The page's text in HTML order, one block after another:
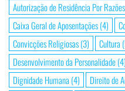
Autorização de Residência Por
Caixa Geral de Aposentações(4)
Convicções Religiosas(3) Cultura
Desenvolvimento da Personalidade(4)
Dignidade Humana (4) Direito de